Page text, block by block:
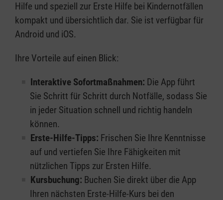
Hilfe und speziell zur Erste Hilfe bei Kindernotfällen
kompakt und übersichtlich dar. Sie ist verfügbar für
Android und iOS.
Ihre Vorteile auf einen Blick:
Interaktive Sofortmaßnahmen: Die App führt
Sie Schritt für Schritt durch Notfälle, sodass Sie
in jeder Situation schnell und richtig handeln
können.
Erste-Hilfe-Tipps: Frischen Sie Ihre Kenntnisse
auf und vertiefen Sie Ihre Fähigkeiten mit
nützlichen Tipps zur Ersten Hilfe.
Kursbuchung: Buchen Sie direkt über die App
Ihren nächsten Erste-Hilfe-Kurs bei den